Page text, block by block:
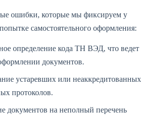
ошибки, которые мы фиксируем у
самостоятельного оформления:
определение кода ТН ВЭД, что ведет
документов.
устаревших или неаккредитованных
протоколов.
документов на неполный перечень